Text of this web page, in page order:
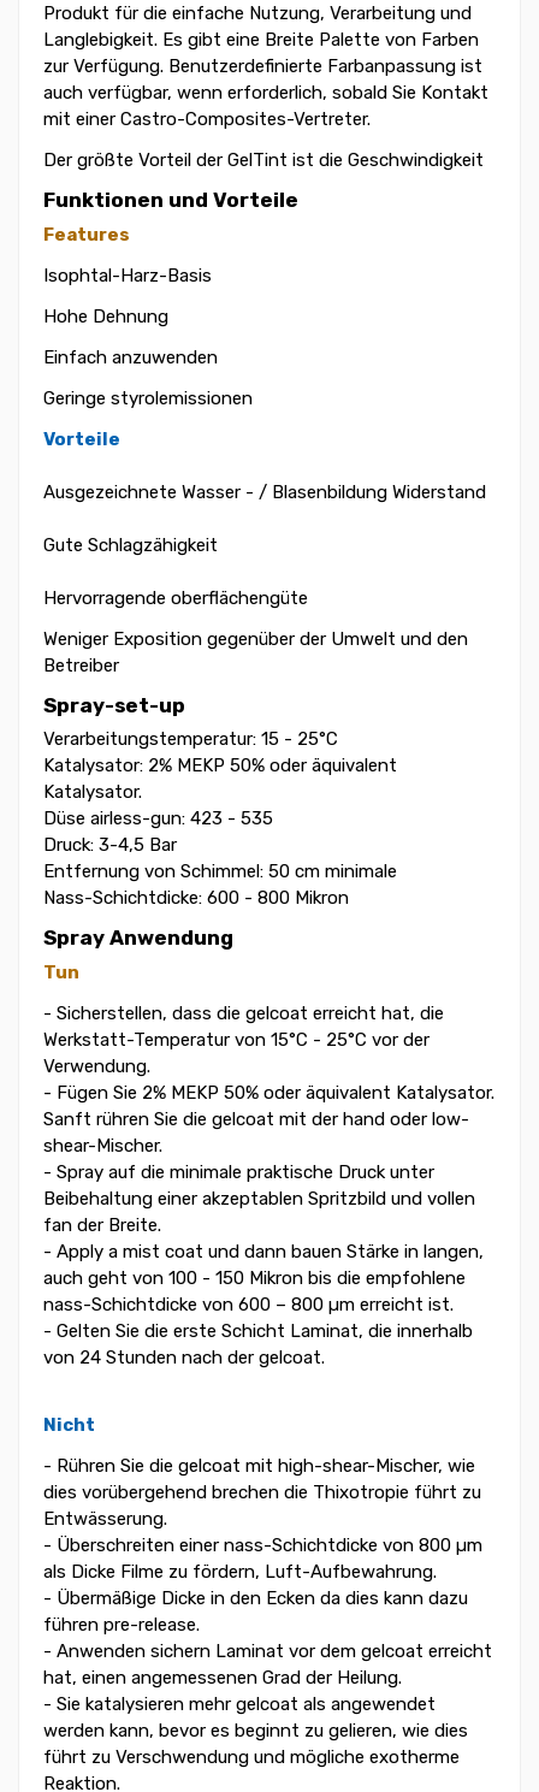
Produkt für die einfache Nutzung, Verarbeitung und
Langlebigkeit. Es gibt eine Breite Palette von Farben
zur Verfügung. Benutzerdefinierte Farbanpassung ist
auch verfügbar, wenn erforderlich, sobald Sie Kontakt
mit einer Castro-Composites-Vertreter.
Der größte Vorteil der GelTint ist die Geschwindigkeit
Funktionen und Vorteile
Features
Isophtal-Harz-Basis
Hohe Dehnung
Einfach anzuwenden
Geringe styrolemissionen
Vorteile
Ausgezeichnete Wasser - / Blasenbildung Widerstand
Gute Schlagzähigkeit
Hervorragende oberflächengüte
Weniger Exposition gegenüber der Umwelt und den
Betreiber
Spray-set-up
Verarbeitungstemperatur: 15 - 25°C
Katalysator: 2% MEKP 50% oder äquivalent
Katalysator.
Düse airless-gun: 423 - 535
Druck: 3-4,5 Bar
Entfernung von Schimmel: 50 cm minimale
Nass-Schichtdicke: 600 - 800 Mikron
Spray Anwendung
Tun
- Sicherstellen, dass die gelcoat erreicht hat, die
Werkstatt-Temperatur von 15°C - 25°C vor der
Verwendung.
- Fügen Sie 2% MEKP 50% oder äquivalent Katalysator.
Sanft rühren Sie die gelcoat mit der hand oder low-
shear-Mischer.
- Spray auf die minimale praktische Druck unter
Beibehaltung einer akzeptablen Spritzbild und vollen
fan der Breite.
- Apply a mist coat und dann bauen Stärke in langen,
auch geht von 100 - 150 Mikron bis die empfohlene
nass-Schichtdicke von 600 – 800 µm erreicht ist.
- Gelten Sie die erste Schicht Laminat, die innerhalb
von 24 Stunden nach der gelcoat.
Nicht
- Rühren Sie die gelcoat mit high-shear-Mischer, wie
dies vorübergehend brechen die Thixotropie führt zu
Entwässerung.
- Überschreiten einer nass-Schichtdicke von 800 µm
als Dicke Filme zu fördern, Luft-Aufbewahrung.
- Übermäßige Dicke in den Ecken da dies kann dazu
führen pre-release.
- Anwenden sichern Laminat vor dem gelcoat erreicht
hat, einen angemessenen Grad der Heilung.
- Sie katalysieren mehr gelcoat als angewendet
werden kann, bevor es beginnt zu gelieren, wie dies
führt zu Verschwendung und mögliche exotherme
Reaktion.